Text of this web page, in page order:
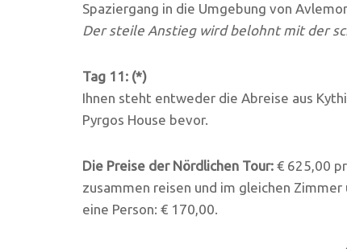
Spaziergang in die Umgebung von
Der steile Anstieg wird belohnt mit der
Tag 11: (*)
Ihnen steht entweder die Abreise aus
Pyrgos House bevor.
Die Preise der Nördlichen Tour: € 625,00
zusammen reisen und im gleichen
eine Person: € 170,00.